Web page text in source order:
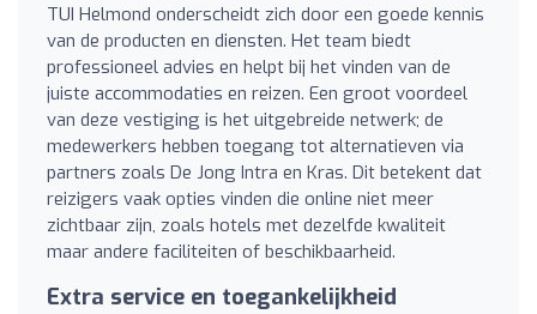
TUI Helmond onderscheidt zich door een goede kennis
van de producten en diensten. Het team biedt
professioneel advies en helpt bij het vinden van de
juiste accommodaties en reizen. Een groot voordeel
van deze vestiging is het uitgebreide netwerk; de
medewerkers hebben toegang tot alternatieven via
partners zoals De Jong Intra en Kras. Dit betekent dat
reizigers vaak opties vinden die online niet meer
zichtbaar zijn, zoals hotels met dezelfde kwaliteit
maar andere faciliteiten of beschikbaarheid.
Extra service en toegankelijkheid